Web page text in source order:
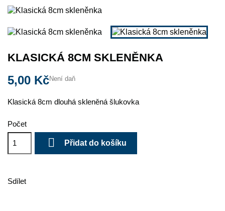
KLASICKÁ 8CM SKLENĚNKA
5,00 KčNení daň
Klasická 8cm dlouhá skleněná šlukovka
Počet
 Přidat do košíku
Sdílet